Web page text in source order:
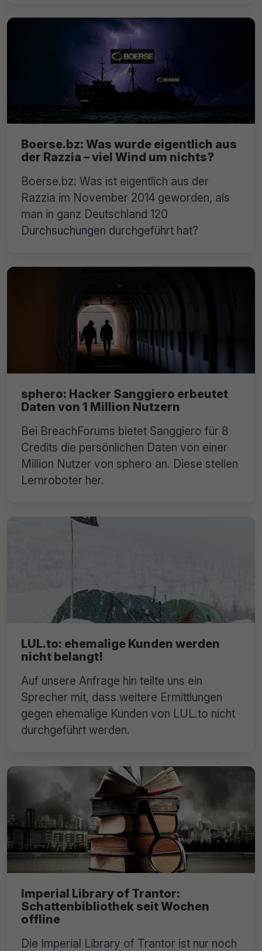
Boerse.bz: Was wurde eigentlich aus
der Razzia – viel Wind um nichts?
Boerse.bz: Was ist eigentlich aus der
Razzia im November 2014 geworden, als
man in ganz Deutschland 120
Durchsuchungen durchgeführt hat?
sphero: Hacker Sanggiero erbeutet
Daten von 1 Million Nutzern
Bei BreachForums bietet Sanggiero für 8
Credits die persönlichen Daten von einer
Million Nutzer von sphero an. Diese stellen
Lernroboter her.
LUL.to: ehemalige Kunden werden
nicht belangt!
Auf unsere Anfrage hin teilte uns ein
Sprecher mit, dass weitere Ermittlungen
gegen ehemalige Kunden von LUL.to nicht
durchgeführt werden.
Imperial Library of Trantor:
Schattenbibliothek seit Wochen
offline
Die Imperial Library of Trantor ist nur noch